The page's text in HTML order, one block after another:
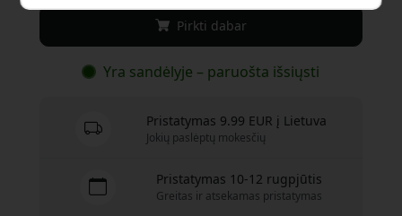
Pirkti dabar
Yra sandėlyje – paruošta išsiųsti
Pristatymas 9.99 EUR į Lietuva
Jokių paslėptų mokesčių
Pristatymas 10-12 rugpjūtis
Greitas ir atsekamas pristatymas